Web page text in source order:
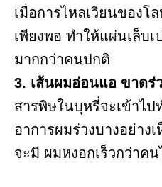
เมื่อการไหลเวียนของโ
เพียงพอ ทำให้แผ่นเล็บ
มากกว่าคนปกติ
3. เส้นผมอ่อนแอ ขาดร่
สารพิษในบุหรี่จะเข้าไป
อาการผมร่วงบางอย่า
จะมี ผมหงอกเร็วกว่าคน